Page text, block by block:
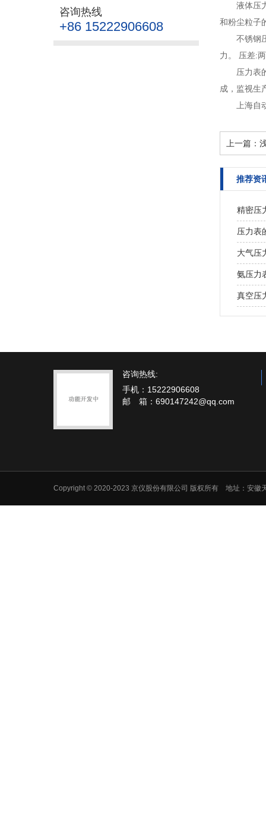
咨询热线
+86 15222906608
液体压
和粉尘粒子
不锈钢
力。 压差:
压力表
成，监视生
上海
上一篇：
推荐资
精密压
压力表
大气压
氨压力
真空压
咨询热线:
手机：15222906608
邮 箱：690147242@qq.com
Copyright © 2020-2023 京仪股份有限公司 版权所有 地址：安